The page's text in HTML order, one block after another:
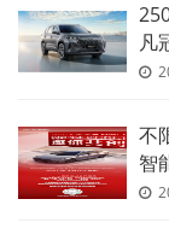
凡
不
智